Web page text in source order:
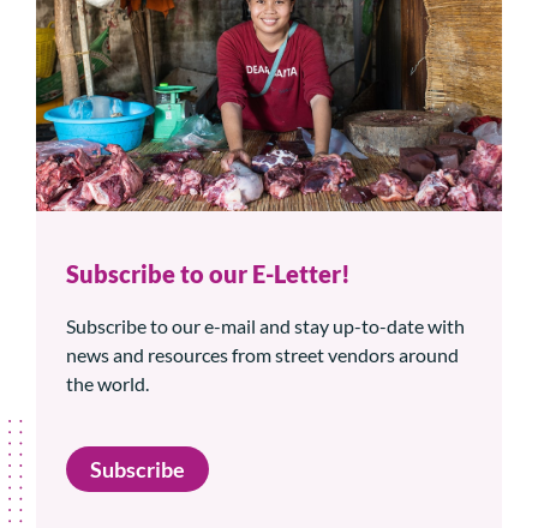
Subscribe to our E-Letter!
Subscribe to our e-mail and stay up-to-date with
news and resources from street vendors around
the world.
Subscribe